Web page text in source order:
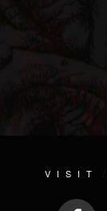
VISIT